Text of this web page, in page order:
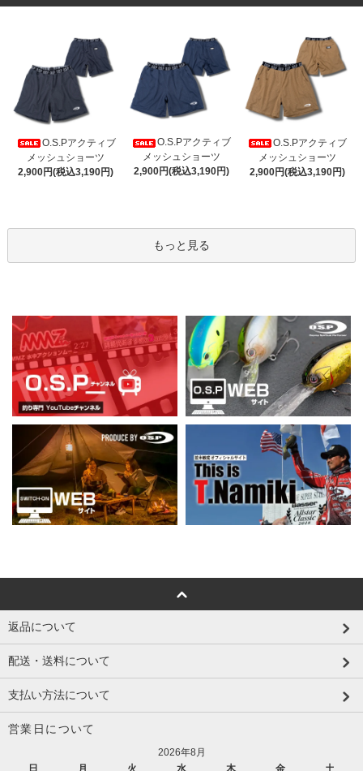
O.S.Pアクティブ
メッシュショーツ
2,900円(税込3,190円)
O.S.Pアクティブ
メッシュショーツ
2,900円(税込3,190円)
O.S.Pアクティブ
メッシュショーツ
2,900円(税込3,190円)
もっと見る
返品について
配送・送料について
支払い方法について
営業日について
2026年8月